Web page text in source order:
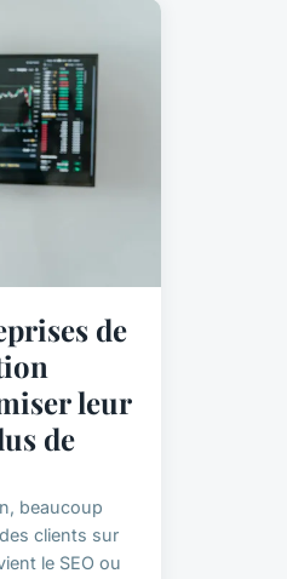
de
leur
de
beaucoup
clients sur
le SEO ou